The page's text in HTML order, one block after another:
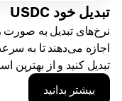
تبدیل خود USDC
نرخ‌های تبدیل به
اجازه می‌دهند تا به
تبدیل کنید و از بهترین
بیشتر بدانید